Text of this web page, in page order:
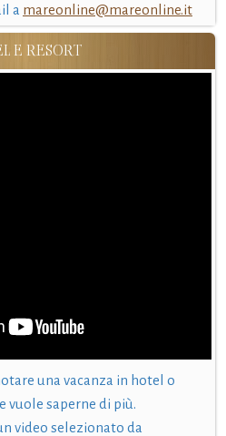
a mareonline@mareonline.it
E RESORT
una vacanza in hotel o
vuole saperne di più.
video selezionato da